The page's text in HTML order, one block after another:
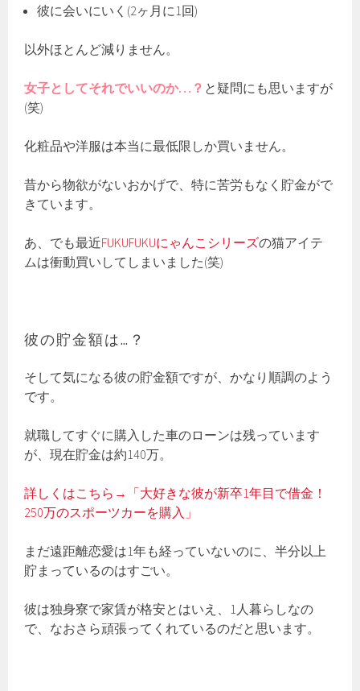
彼に会いにいく(2ヶ月に1回)
以外ほとんど減りません。
女子としてそれでいいのか…？ と疑問にも思いますが
(笑)
化粧品や洋服は本当に最低限しか買いません。
昔から物欲がないおかげで、特に苦労もなく貯金がで
きています。
あ、でも最近FUKUFUKUにゃんこシリーズの猫アイテ
ムは衝動買いしてしまいました(笑)
彼の貯金額は…？
そして気になる彼の貯金額ですが、かなり順調のよう
です。
就職してすぐに購入した車のローンは残っています
が、現在貯金は約140万。
詳しくはこちら→「大好きな彼が新卒1年目で借金！
250万のスポーツカーを購入」
まだ遠距離恋愛は1年も経っていないのに、半分以上
貯まっているのはすごい。
彼は独身寮で家賃が格安とはいえ、1人暮らしなの
で、なおさら頑張ってくれているのだと思います。